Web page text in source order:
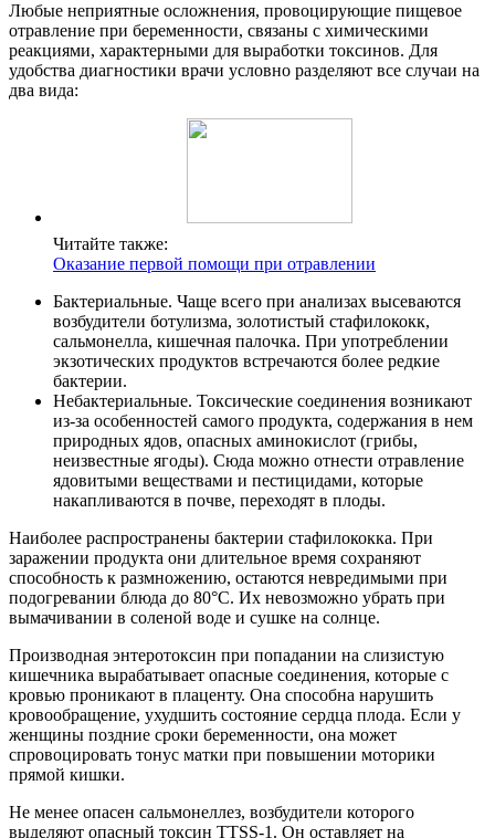
Любые неприятные осложнения, провоцирующие пищевое
отравление при беременности, связаны с химическими
реакциями, характерными для выработки токсинов. Для
удобства диагностики врачи условно разделяют все случаи на
два вида:
Читайте также:
Оказание первой помощи при отравлении
Бактериальные. Чаще всего при анализах высеваются
возбудители ботулизма, золотистый стафилококк,
сальмонелла, кишечная палочка. При употреблении
экзотических продуктов встречаются более редкие
бактерии.
Небактериальные. Токсические соединения возникают
из-за особенностей самого продукта, содержания в нем
природных ядов, опасных аминокислот (грибы,
неизвестные ягоды). Сюда можно отнести отравление
ядовитыми веществами и пестицидами, которые
накапливаются в почве, переходят в плоды.
Наиболее распространены бактерии стафилококка. При
заражении продукта они длительное время сохраняют
способность к размножению, остаются невредимыми при
подогревании блюда до 80°С. Их невозможно убрать при
вымачивании в соленой воде и сушке на солнце.
Производная энтеротоксин при попадании на слизистую
кишечника вырабатывает опасные соединения, которые с
кровью проникают в плаценту. Она способна нарушить
кровообращение, ухудшить состояние сердца плода. Если у
женщины поздние сроки беременности, она может
спровоцировать тонус матки при повышении моторики
прямой кишки.
Не менее опасен сальмонеллез, возбудители которого
выделяют опасный токсин TTSS-1. Он оставляет на